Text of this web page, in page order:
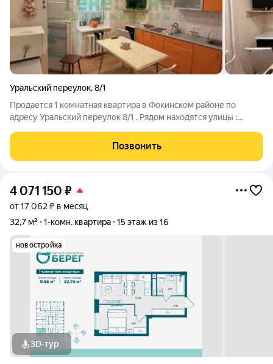
Уральский переулок,8/1
Продается 1 комнатная квартира в Фокинском районе по
адресу Уральский переулок 8/1 . Рядом находятся улицы :
доме есть грузовой
Позвонить
4 071 150 ₽
от 17 062 ₽ в месяц
32,7 м²
1-комн. квартира 15 этаж из 16
новостройка
3D-тур